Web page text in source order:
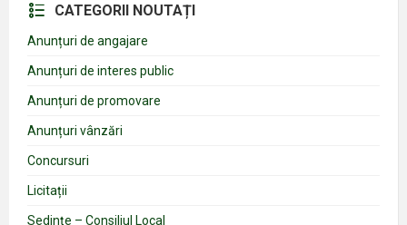
CATEGORII NOUTAȚI
Anunțuri de angajare
Anunțuri de interes public
Anunțuri de promovare
Anunțuri vânzări
Concursuri
Licitații
Sedințe – Consiliul Local